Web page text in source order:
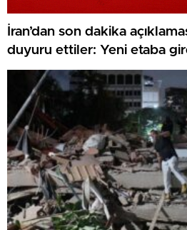
İran’dan son dakika
duyuru ettiler: Yeni etaba